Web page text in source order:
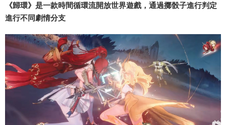
《歸環》是一款時間循環流開放世界遊戲，通過擲骰子進行判定
進行不同劇情分支